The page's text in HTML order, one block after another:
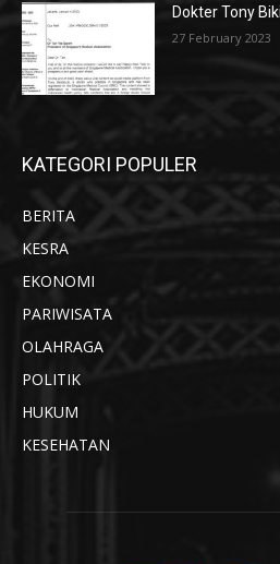
Dokter Tony
27 February 2023
KATEGORI POPULER
BERITA
KESRA
EKONOMI
PARIWISATA
OLAHRAGA
POLITIK
HUKUM
KESEHATAN